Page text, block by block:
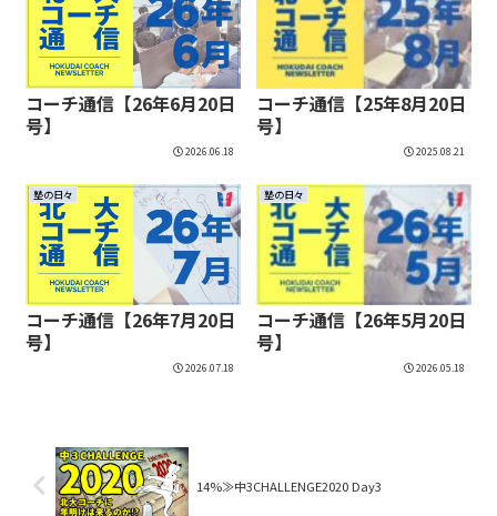
コーチ通信【26年6月20日
号】
2026.06.18
コーチ通信【25年8月20日
号】
2025.08.21
塾の日々
コーチ通信【26年7月20日
号】
2026.07.18
塾の日々
コーチ通信【26年5月20日
号】
2026.05.18
14%≫中3CHALLENGE2020 Day3